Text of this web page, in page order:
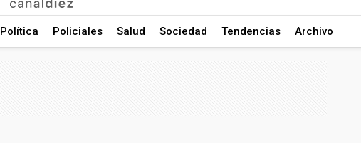
Política Policiales Salud Sociedad Tendencias Archivo